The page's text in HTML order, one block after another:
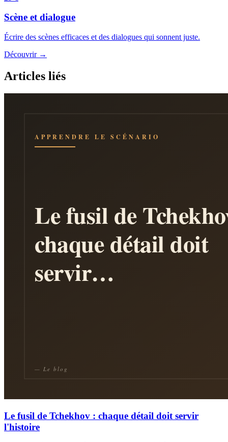
Scène et dialogue
Écrire des scènes efficaces et des dialogues qui sonnent juste.
Découvrir →
Articles liés
Le fusil de Tchekhov : chaque détail doit servir
l'histoire